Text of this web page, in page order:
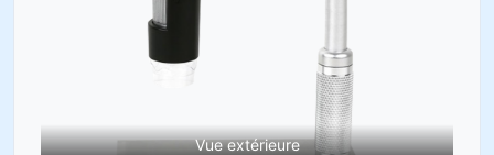
Vue extérieure